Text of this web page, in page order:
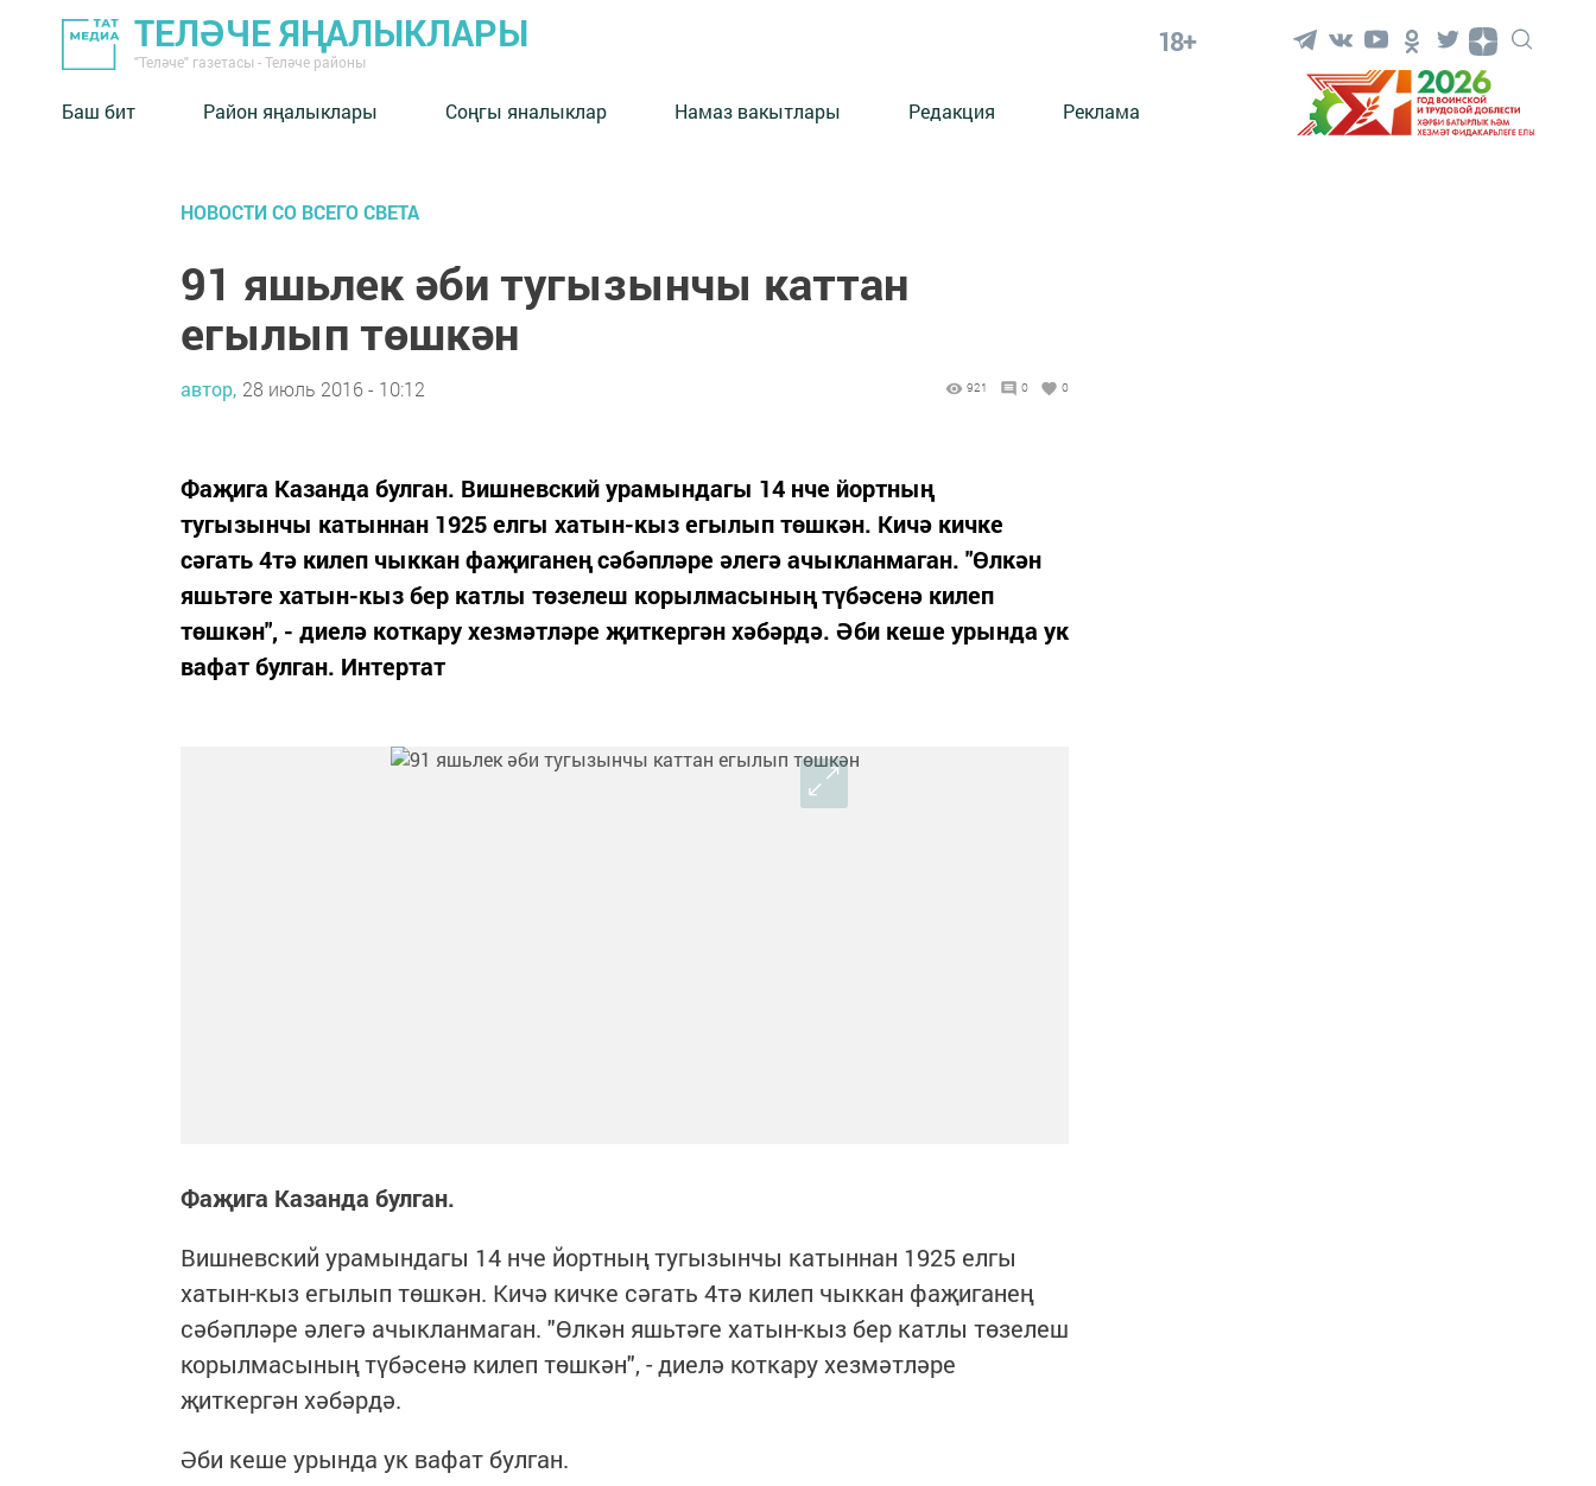
ТЕЛӘЧЕ ЯҢАЛЫКЛАРЫ
"Теләче" газетасы - Теләче районы
18+
Баш бит Район яңалыклары Соңгы яналыклар Намаз вакытлары Редакция Реклама
НОВОСТИ СО ВСЕГО СВЕТА
91 яшьлек әби тугызынчы каттан
егылып төшкән
автор, 28 июль 2016 - 10:12 921 0 0
Фаҗига Казанда булган. Вишневский урамындагы 14 нче йортның
тугызынчы катыннан 1925 елгы хатын-кыз егылып төшкән. Кичә кичке
сәгать 4тә килеп чыккан фаҗиганең сәбәпләре әлегә ачыкланмаган. "Өлкән
яшьтәге хатын-кыз бер катлы төзелеш корылмасының түбәсенә килеп
төшкән", - диелә коткару хезмәтләре җиткергән хәбәрдә. Әби кеше урында ук
вафат булган. Интертат
Фаҗига Казанда булган.
Вишневский урамындагы 14 нче йортның тугызынчы катыннан 1925 елгы
хатын-кыз егылып төшкән. Кичә кичке сәгать 4тә килеп чыккан фаҗиганең
сәбәпләре әлегә ачыкланмаган. "Өлкән яшьтәге хатын-кыз бер катлы төзелеш
корылмасының түбәсенә килеп төшкән", - диелә коткару хезмәтләре
җиткергән хәбәрдә.
Әби кеше урында ук вафат булган.